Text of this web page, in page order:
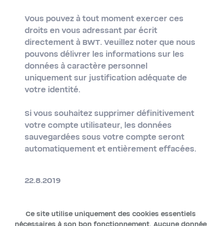
Vous pouvez à tout moment exercer ces
droits en vous adressant par écrit
directement à BWT. Veuillez noter que nous
pouvons délivrer les informations sur les
données à caractère personnel
uniquement sur justification adéquate de
votre identité.
Si vous souhaitez supprimer définitivement
votre compte utilisateur, les données
sauvegardées sous votre compte seront
automatiquement et entièrement effacées.
22.8.2019
Ce site utilise uniquement des cookies essentiels